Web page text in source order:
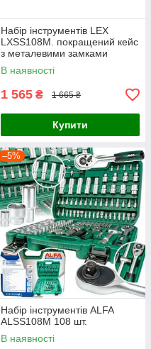
Набір інструментів LEX
LXSS108M. покращений кейс
з металевими замками
В наявності
1 565 ₴ 1 665 ₴
Купити
–5%
Набір інструментів ALFA
ALSS108M 108 шт.
В наявності